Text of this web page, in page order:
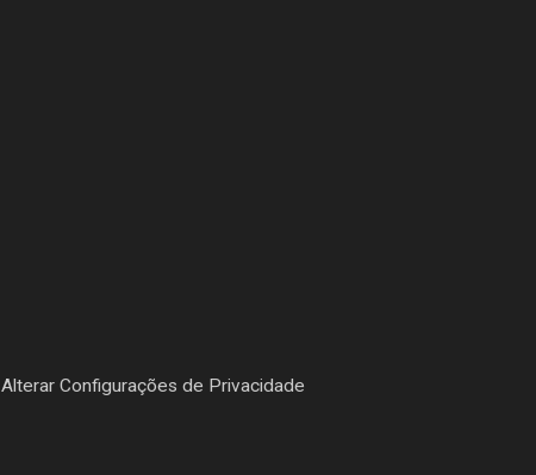
Alterar Configurações de Privacidade